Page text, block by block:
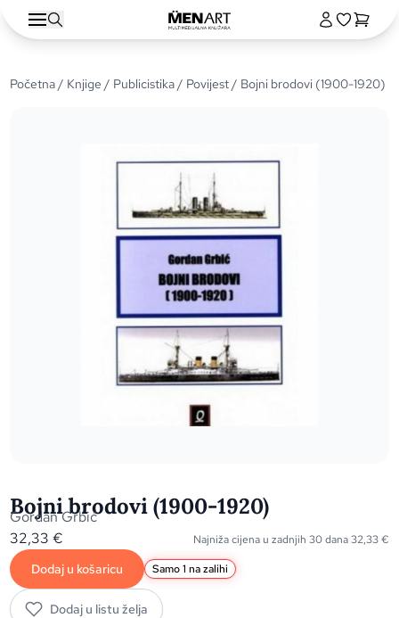
Početna/ Knjige / Publicistika/ Povijest/ Bojni brodovi (1900-1920)
Bojni brodovi (1900-1920)
Gordan Grbić
32,33€ Najniža cijena u zadnjih 30 dana32,33€
Dodaj u košaricu Samo 1 na zalihi
Dodaj u listu želja